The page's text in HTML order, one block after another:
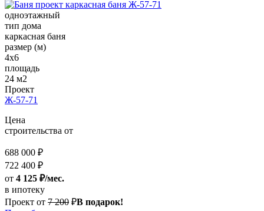
одноэтажный
тип дома
каркасная баня
размер (м)
4х6
площадь
24 м2
Проект
Ж-57-71
Цена
строительства от
688 000 ₽
722 400 ₽
от 4 125 ₽/мес.
в ипотеку
Проект от 7 200 ₽В подарок!